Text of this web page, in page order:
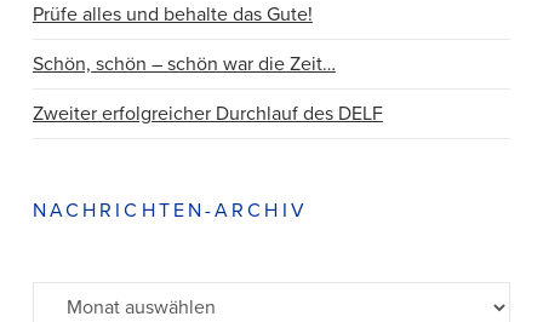
Prüfe alles und behalte das Gute!
Schön, schön – schön war die Zeit…
Zweiter erfolgreicher Durchlauf des DELF
NACHRICHTEN-ARCHIV
Archiv